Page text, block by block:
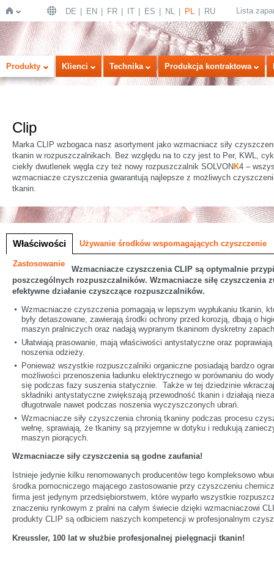
Strona
główna
DE EN FR IT ES NL PL RU Lista
Produkty Klienci Technika Produkcja kontraktowa
Clip
Marka CLIP wzbogaca nasz asortyment jako wzmacniacz siły
tkanin w rozpuszczalnikach. Bez względu na to czy jest to Per, KWL,
ciekły dwutlenek węgla czy też nowy rozpuszczalnik SOLVON K4 –
wzmacniacze czyszczenia gwarantują najlepsze z możliwych
tkanin.
Właściwości Używanie środków wspomagających czyszczenie
Zastosowanie
Wzmacniacze czyszczenia CLIP są optymalnie
poszczególnych rozpuszczalników. Wzmacniacze siłę czyszczenia
efektywne działanie czyszczące rozpuszczalników.
Wzmacniacze czyszczenia pomagają w lepszym wypłukaniu tkanin,
były detaszowane, zawierają środki ochrony przed korozją, dbają o
maszyn pralniczych oraz nadają wypranym tkaninom dyskretny
Ułatwiają prasowanie, mają właściwości antystatyczne oraz
noszenia odzieży.
Ponieważ wszystkie rozpuszczalniki organiczne posiadają bardzo
możliwości przenoszenia ładunku elektrycznego w porównaniu do
się podczas fazy suszenia statycznie. Także w tej dziedzinie
składniki antystatyczne zwiększają przewodność tkanin i działają
długotrwale nawet podczas noszenia wyczyszczonych ubrań.
Wzmacniacze siły czyszczenia chronią tkaniny podczas procesu
wełnę, sprawiają, że tkaniny są przyjemne w dotyku i redukują
maszyn piorących.
Wzmacniacze siły czyszczenia są godne zaufania!
Istnieje jedynie kilku renomowanych producentów tego kompleksowo
środka pomocniczego mającego zastosowanie przy czyszczeniu
firma jest jedynym przedsiębiorstwem, które wyparło wszystkie
znaczeniu rynkowym z pralni na całym świecie dzięki wzmacniaczowi
produkty CLIP są odbiciem naszych kompetencji w profesjonalnym
Kreussler, 100 lat w służbie profesjonalnej pielęgnacji tkanin!